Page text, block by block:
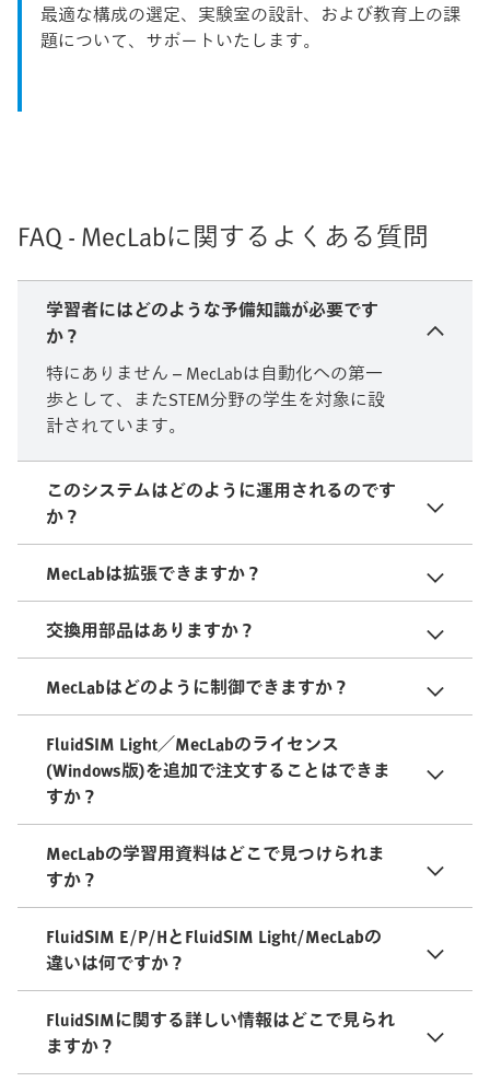
最適な構成の選定、実験室の設計、および教育上の課
題について、サポートいたします。
FAQ - MecLabに関するよくある質問
学習者にはどのような予備知識が必要です
か？
特にありません – MecLabは自動化への第一
歩として、またSTEM分野の学生を対象に設
計されています。
このシステムはどのように運用されるのです
か？
MecLabは拡張できますか？
交換用部品はありますか？
MecLabはどのように制御できますか？
FluidSIM Light／MecLabのライセンス
(Windows版)を追加で注文することはできま
すか？
MecLabの学習用資料はどこで見つけられま
すか？
FluidSIM E/P/HとFluidSIM Light/MecLabの
違いは何ですか？
FluidSIMに関する詳しい情報はどこで見られ
ますか？